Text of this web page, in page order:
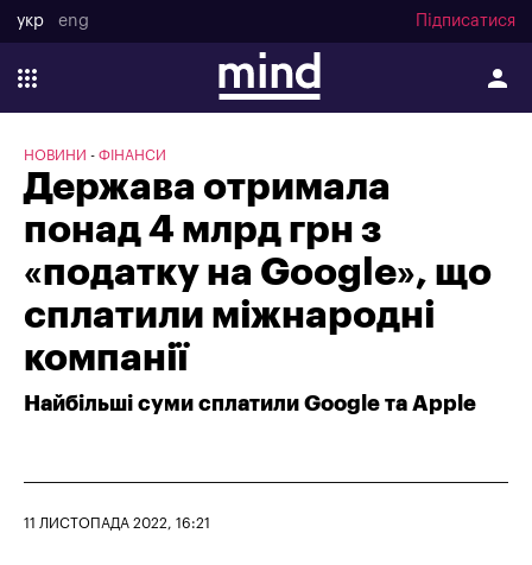
укр eng Підписатися
НОВИНИ ФІНАНСИ
Держава отримала
понад 4 млрд грн з
«податку на Google», що
сплатили міжнародні
компанії
Найбільші суми сплатили Google та Apple
11 ЛИСТОПАДА 2022, 16:21